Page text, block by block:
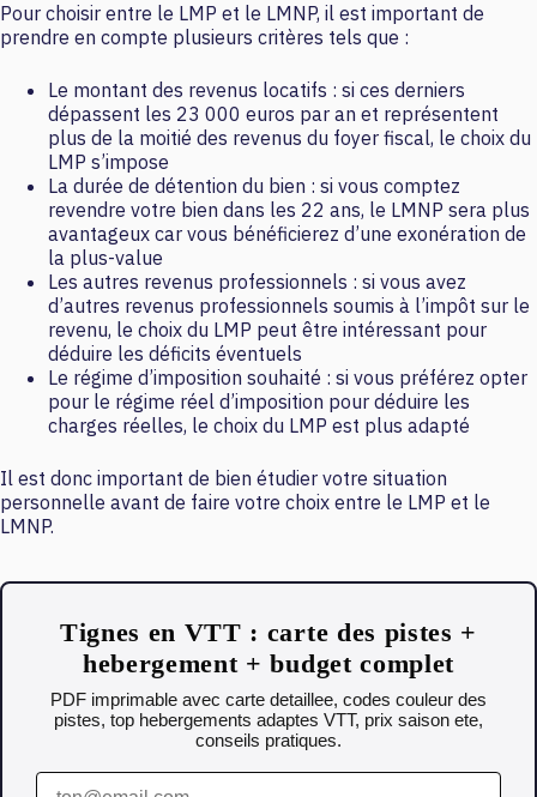
Pour choisir entre le LMP et le LMNP, il est important de
prendre en compte plusieurs critères tels que :
Le montant des revenus locatifs : si ces derniers
dépassent les 23 000 euros par an et représentent
plus de la moitié des revenus du foyer fiscal, le choix du
LMP s’impose
La durée de détention du bien : si vous comptez
revendre votre bien dans les 22 ans, le LMNP sera plus
avantageux car vous bénéficierez d’une exonération de
la plus-value
Les autres revenus professionnels : si vous avez
d’autres revenus professionnels soumis à l’impôt sur le
revenu, le choix du LMP peut être intéressant pour
déduire les déficits éventuels
Le régime d’imposition souhaité : si vous préférez opter
pour le régime réel d’imposition pour déduire les
charges réelles, le choix du LMP est plus adapté
Il est donc important de bien étudier votre situation
personnelle avant de faire votre choix entre le LMP et le
LMNP.
Tignes en VTT : carte des pistes +
hebergement + budget complet
PDF imprimable avec carte detaillee, codes couleur des
pistes, top hebergements adaptes VTT, prix saison ete,
conseils pratiques.